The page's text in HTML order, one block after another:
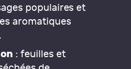
populaires et
aromatiques
: feuilles et